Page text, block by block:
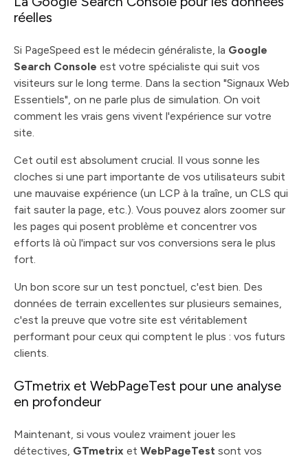
réelles
Si PageSpeed est le médecin généraliste, la Google
Search Console est votre spécialiste qui suit vos
visiteurs sur le long terme. Dans la section "Signaux Web
Essentiels", on ne parle plus de simulation. On voit
comment les vrais gens vivent l'expérience sur votre
site.
Cet outil est absolument crucial. Il vous sonne les
cloches si une part importante de vos utilisateurs subit
une mauvaise expérience (un LCP à la traîne, un CLS qui
fait sauter la page, etc.). Vous pouvez alors zoomer sur
les pages qui posent problème et concentrer vos
efforts là où l'impact sur vos conversions sera le plus
fort.
Un bon score sur un test ponctuel, c'est bien. Des
données de terrain excellentes sur plusieurs semaines,
c'est la preuve que votre site est véritablement
performant pour ceux qui comptent le plus : vos futurs
clients.
GTmetrix et WebPageTest pour une analyse
en profondeur
Maintenant, si vous voulez vraiment jouer les
détectives, GTmetrix et WebPageTest sont vos